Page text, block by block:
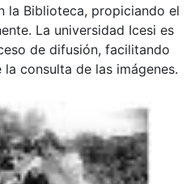
la Biblioteca, propiciando el
La universidad Icesi es
de difusión, facilitando
consulta de las imágenes.